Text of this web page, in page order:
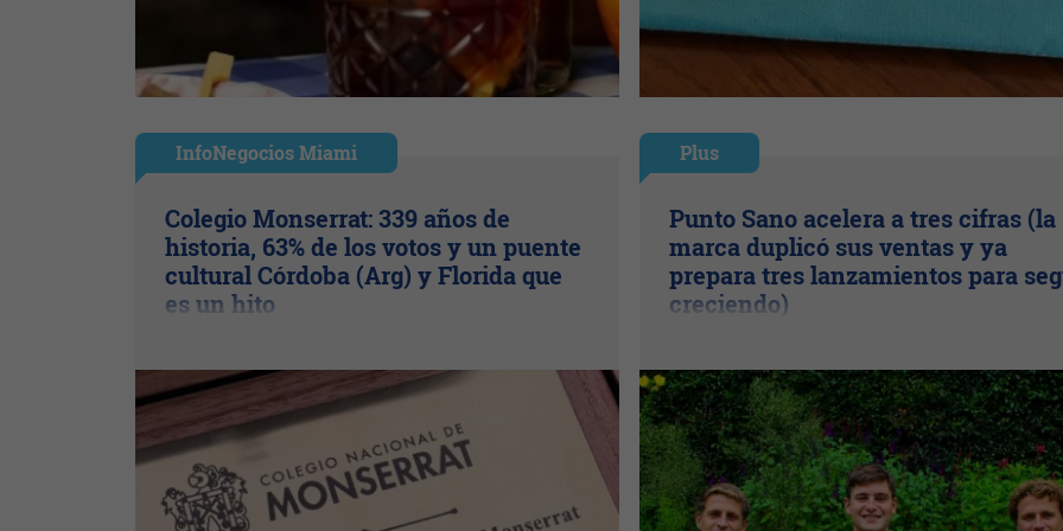
InfoNegocios Miami
Colegio Monserrat: 339 años de
historia, 63% de los votos y un puente
cultural Córdoba (Arg) y Florida que
es un hito
Plus
Punto Sano acelera a tres cifras (la
marca duplicó sus ventas y ya
prepara tres lanzamientos para
creciendo)